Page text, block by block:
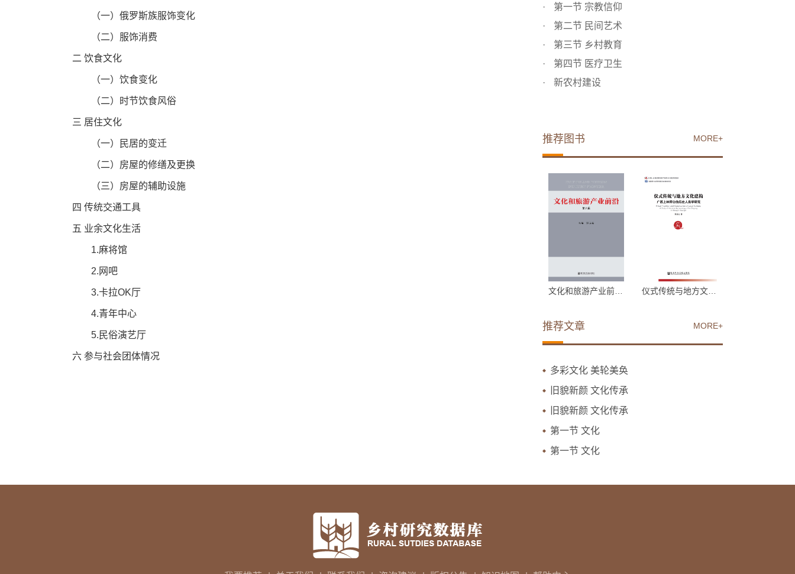
（一）俄罗斯族服饰变化
（二）服饰消费
二 饮食文化
（一）饮食变化
（二）时节饮食风俗
三 居住文化
（一）民居的变迁
（二）房屋的修缮及更换
（三）房屋的辅助设施
四 传统交通工具
五 业余文化生活
1.麻将馆
2.网吧
3.卡拉OK厅
4.青年中心
5.民俗演艺厅
六 参与社会团体情况
第一节 宗教信仰
第二节 民间艺术
第三节 乡村教育
第四节 医疗卫生
新农村建设
MORE+
推荐图书
仪式传统与地方文化建构
MORE+
推荐文章
多彩文化 美轮美奂
旧貌新颜 文化传承
旧貌新颜 文化传承
第一节 文化
第一节 文化